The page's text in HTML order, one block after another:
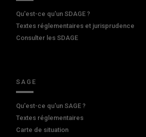
Qu'est-ce qu'un SDAGE ?
Textes réglementaires et jurisprudence
Consulter les SDAGE
SAGE
Qu'est-ce qu'un SAGE ?
Textes réglementaires
Carte de situation